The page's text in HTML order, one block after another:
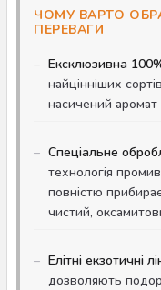
ЧОМУ ВАРТО
ПЕРЕВАГИ
Ексклюзивна
найцінніших
насичений
Спеціальне
технологія
повністю
чистий,
Елітні екзотичні
дозволяють